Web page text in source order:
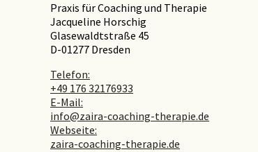
Praxis für Coaching und Therapie
Jacqueline Horschig
Glasewaldtstraße 45
D-01277 Dresden
Telefon:
+49 176 32176933
E-Mail:
info@zaira-coaching-therapie.de
Webseite:
zaira-coaching-therapie.de